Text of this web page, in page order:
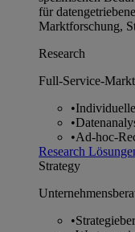
für
Marktforschung,
Research
Full-Service-
•
•
•Ad-hoc-
Research
Strategy
•